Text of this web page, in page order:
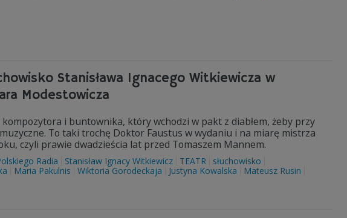
Stanisława Ignacego Witkiewicza w
Modestowicza
i buntownika, który wchodzi w pakt z diabłem, żeby przy
To taki trochę Doktor Faustus w wydaniu i na miarę mistrza
czyli prawie dwadzieścia lat przed Tomaszem Mannem.
Radia Stanisław Ignacy Witkiewicz TEATR
słuchowisko
Maria Pakulnis Wiktoria Gorodeckaja Justyna Kowalska
Mateusz Rusin